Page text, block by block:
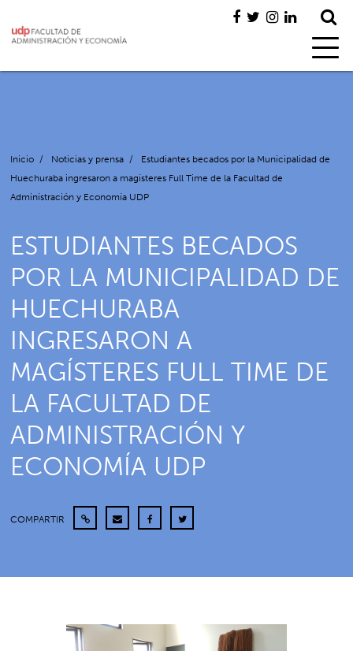
Inicio / Noticias y prensa /
Estudiantes becados por la Municipalidad de
Huechuraba ingresaron a magísteres Full Time de la Facultad de
Administración y Economía UDP
ESTUDIANTES BECADOS
POR LA MUNICIPALIDAD DE
HUECHURABA
INGRESARON A
MAGÍSTERES FULL TIME DE
LA FACULTAD DE
ADMINISTRACIÓN Y
ECONOMÍA UDP
COMPARTIR